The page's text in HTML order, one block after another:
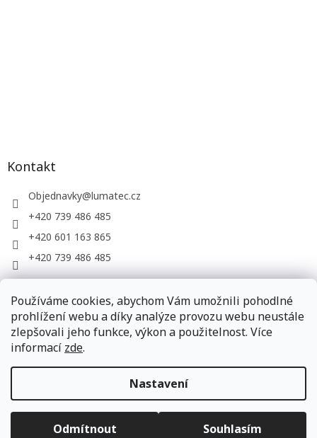
Používáme cookies, abychom Vám umožnili pohodlné
prohlížení webu a díky analýze provozu webu neustále
zlepšovali jeho funkce, výkon a použitelnost. Více
informací zde.
Nastavení
Odmítnout Souhlasím
Kontakt
Objednavky@lumatec.cz
+420 739 486 485
+420 601 163 865
+420 739 486 485
LUMATEC, s.r.o. - web společnosti
Vytvořil Shoptet
Copyright 2026LUMATEC.store. Všechna práva vyhrazena.
Upravit nastavení cookies